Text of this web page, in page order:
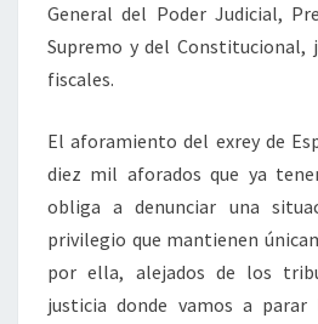
General del Poder Judicial,
Supremo y del Constitucional,
fiscales.
El aforamiento del exrey de
diez mil aforados que ya
obliga a denunciar una
privilegio que mantienen
por ella, alejados de los
justicia donde vamos a